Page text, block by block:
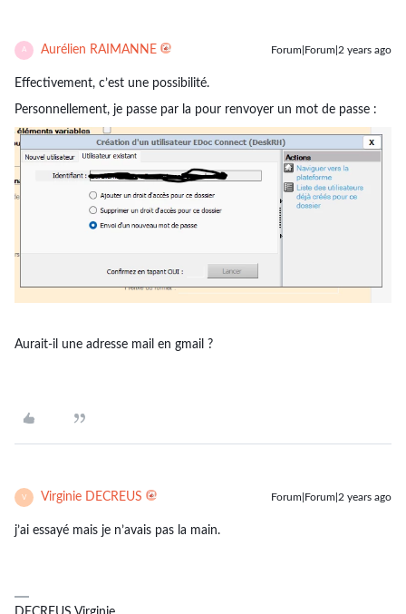
A Aurélien RAIMANNE Forum|Forum|2 years ago
Effectivement, c’est une possibilité.
Personnellement, je passe par la pour renvoyer un mot de passe :
Aurait-il une adresse mail en gmail ?
V Virginie DECREUS Forum|Forum|2 years ago
j’ai essayé mais je n’avais pas la main.